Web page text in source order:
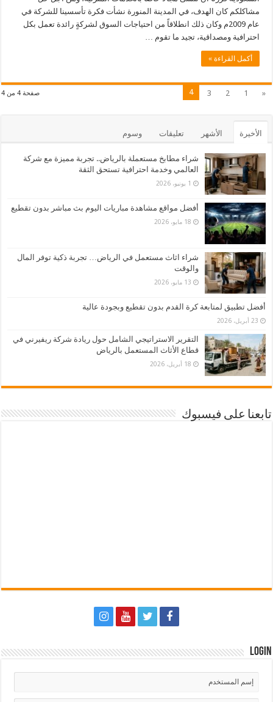
مشاكلكم كان الهدف، في المدينة المنورة نشأت فكرة تأسسينا للشركة في
عام 2009م وكان ذلك انطلاقاً من احتياجات السوق لشركةٍ رائدة تعمل بكل
احترافية ومصداقية، تجيد ما تقوم …
أكمل القراءة »
صفحة 4 من 4 «
1
2
3
4
الأخيرة الأشهر تعليقات وسوم
شراء مطابخ مستعملة بالرياض.. تجربة مميزة مع شركة
العالمي وخدمة احترافية تستحق الثقة
1 يونيو، 2026
أفضل مواقع مشاهدة مباريات اليوم بث مباشر بدون تقطيع
18 مايو، 2026
شراء اثاث مستعمل في الرياض… تجربة ذكية توفر المال
والوقت
13 مايو، 2026
أفضل تطبيق لمتابعة كرة القدم بدون تقطيع وبجودة عالية
23 أبريل، 2026
التقرير الاستراتيجي الشامل حول ريادة شركة ريفيرني في
قطاع الأثاث المستعمل بالرياض
18 أبريل، 2026
تابعنا على فيسبوك
Login